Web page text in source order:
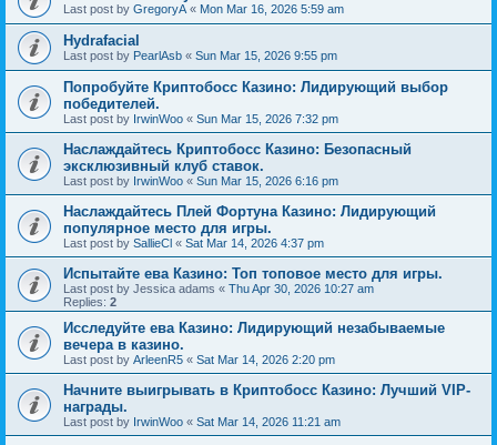
Last post by GregoryA « Mon Mar 16, 2026 5:59 am
Hydrafacial
Last post by PearlAsb « Sun Mar 15, 2026 9:55 pm
Попробуйте Криптобосс Казино: Лидирующий выбор
победителей.
Last post by IrwinWoo « Sun Mar 15, 2026 7:32 pm
Наслаждайтесь Криптобосс Казино: Безопасный
эксклюзивный клуб ставок.
Last post by IrwinWoo « Sun Mar 15, 2026 6:16 pm
Наслаждайтесь Плей Фортуна Казино: Лидирующий
популярное место для игры.
Last post by SallieCl « Sat Mar 14, 2026 4:37 pm
Испытайте ева Казино: Топ топовое место для игры.
Last post by Jessica adams « Thu Apr 30, 2026 10:27 am
Replies: 2
Исследуйте ева Казино: Лидирующий незабываемые
вечера в казино.
Last post by ArleenR5 « Sat Mar 14, 2026 2:20 pm
Начните выигрывать в Криптобосс Казино: Лучший VIP-
награды.
Last post by IrwinWoo « Sat Mar 14, 2026 11:21 am